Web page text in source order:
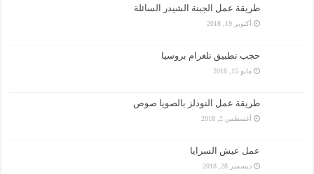
طريقة عمل الجبنة الشيدر السائلة
أكتوبر 19, 2018
حجب تطبيق تلغرام بروسيا
مايو 15, 2018
طريقة عمل النودلز بالصويا صوص
أغسطس 2, 2018
عمل عيش السرايا
ديسمبر 28, 2018